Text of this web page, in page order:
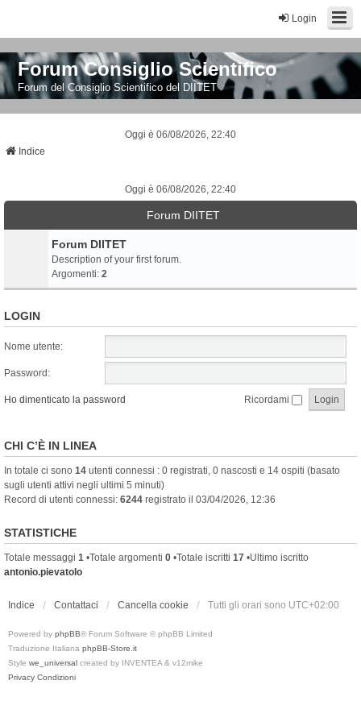
Login
Forum Consiglio Scientifico
Forum del Consiglio Scientifico del DIITET
Oggi è 06/08/2026, 22:40
Indice
Oggi è 06/08/2026, 22:40
Forum DIITET
Forum DIITET
Description of your first forum.
Argomenti: 2
LOGIN
Nome utente:
Password:
Ho dimenticato la password Ricordami
CHI C’È IN LINEA
In totale ci sono 14 utenti connessi : 0 registrati, 0 nascosti e 14 ospiti (basato
sugli utenti attivi negli ultimi 5 minuti)
Record di utenti connessi: 6244 registrato il 03/04/2026, 12:36
STATISTICHE
Totale messaggi 1 •Totale argomenti 0 •Totale iscritti 17 •Ultimo iscritto
antonio.pievatolo
Indice Contattaci Cancella cookie Tutti gli orari sono UTC+02:00
Powered by phpBB® Forum Software © phpBB Limited
Traduzione Italiana phpBB-Store.it
Style we_universal created by INVENTEA & v12mike
Privacy Condizioni